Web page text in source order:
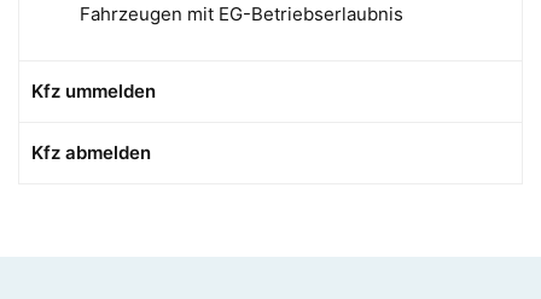
Fahrzeugen mit EG-Betriebserlaubnis
Kfz ummelden
Kfz abmelden